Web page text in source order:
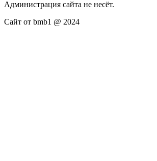
Администрация сайта не несёт.
Сайт от bmb1 @ 2024